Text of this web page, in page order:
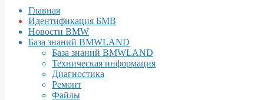
навигации
Главная
Идентификация БМВ
Новости BMW
База знаний BMWLAND
База знаний BMWLAND
Техническая информация
Диагностика
Ремонт
Файлы